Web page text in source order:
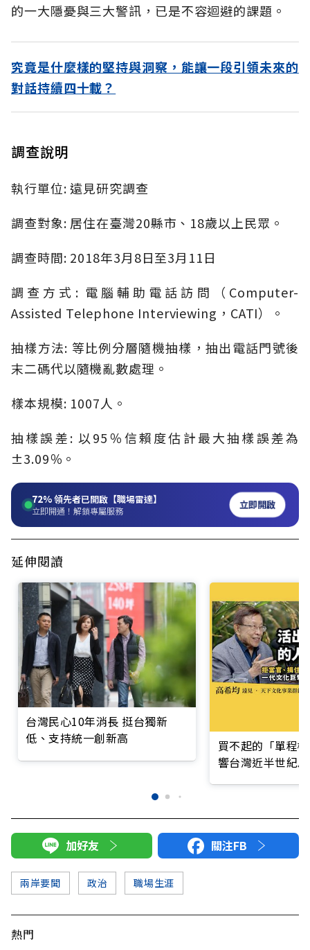
的一大隱憂與三大警訊，已是不容迴避的課題。
究竟是什麼樣的堅持與洞察，能讓一段引領未來的
對話持續四十載？
調查說明
執行單位: 遠見研究調查
調查對象: 居住在臺灣20縣市、18歲以上民眾。
調查時間: 2018年3月8日至3月11日
調查方式: 電腦輔助電話訪問（Computer-
Assisted Telephone Interviewing，CATI）。
抽樣方法: 等比例分層隨機抽樣，抽出電話門號後
末二碼代以隨機亂數處理。
樣本規模: 1007人。
抽樣誤差: 以95％信賴度估計最大抽樣誤差為
±3.09％。
72%領先者已開啟【職場雷達】
立即開通！解鎖專屬服務 立即開啟
延伸閱讀
台灣民心10年消長 挺台獨新
低、支持統一創新高
買不起的「單程
響台灣近半世紀
加好友 關注FB
兩岸要聞 政治 職場生涯
熱門